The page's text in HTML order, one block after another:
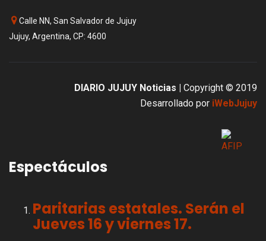
Calle NN, San Salvador de Jujuy
Jujuy, Argentina, CP: 4600
DIARIO JUJUY Noticias | Copyright © 2019
Desarrollado por iWebJujuy
Espectáculos
Paritarias estatales. Serán el
Jueves 16 y viernes 17.